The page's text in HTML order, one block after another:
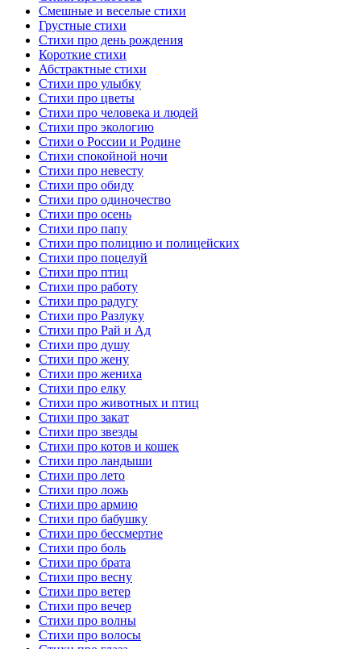
Смешные и веселые стихи
Грустные стихи
Стихи про день рождения
Короткие стихи
Абстрактные стихи
Стихи про улыбку
Стихи про цветы
Стихи про человека и людей
Стихи про экологию
Стихи о России и Родине
Стихи спокойной ночи
Стихи про невесту
Стихи про обиду
Стихи про одиночество
Стихи про осень
Стихи про папу
Стихи про полицию и полицейских
Стихи про поцелуй
Стихи про птиц
Стихи про работу
Стихи про радугу
Стихи про Разлуку
Стихи про Рай и Ад
Стихи про душу
Стихи про жену
Стихи про жениха
Стихи про елку
Стихи про животных и птиц
Стихи про закат
Стихи про звезды
Стихи про котов и кошек
Стихи про ландыши
Стихи про лето
Стихи про ложь
Стихи про армию
Стихи про бабушку
Стихи про бессмертие
Стихи про боль
Стихи про брата
Стихи про весну
Стихи про ветер
Стихи про вечер
Стихи про волны
Стихи про волосы